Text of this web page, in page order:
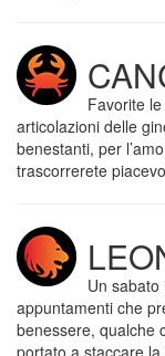
Favorite
articolazioni delle
benestanti, per
trascorrerete
Un
appuntamenti che
benessere, qualche